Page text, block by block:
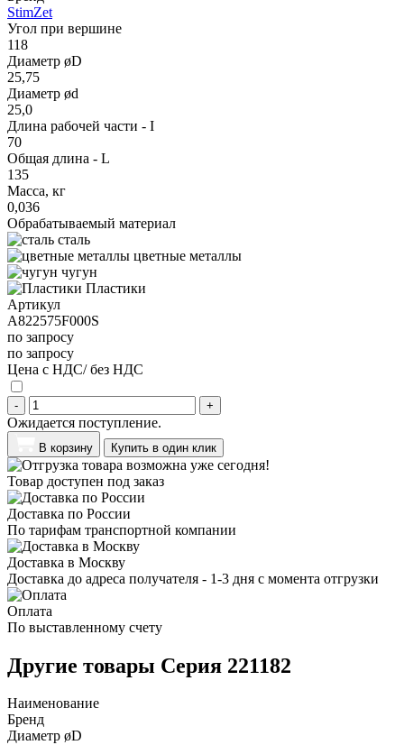
StimZet
Угол при вершине
118
Диаметр øD
25,75
Диаметр ød
25,0
Длина рабочей части - I
70
Общая длина - L
135
Масса, кг
0,036
Обрабатываемый материал
сталь
цветные металлы
чугун
Пластики
Артикул
A822575F000S
по запросу
по запросу
Цена с НДС/ без НДС
- +
Ожидается поступление.
В корзину Купить в один клик
Товар доступен под заказ
Доставка по России
По тарифам транспортной компании
Доставка в Москву
Доставка до адреса получателя - 1-3 дня с момента отгрузки
Оплата
По выставленному счету
Другие товары Серия 221182
Наименование
Бренд
Диаметр øD